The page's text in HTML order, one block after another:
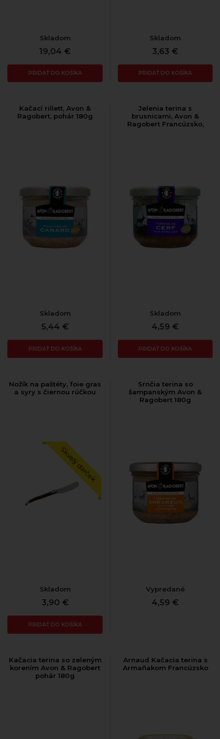
Skladom
19,04 €
PRIDAŤ DO KOŠÍKA
Skladom
3,63 €
PRIDAŤ DO KOŠÍKA
Kačací rillett, Avon &
Ragobert, pohár 180g
Skladom
5,44 €
PRIDAŤ DO KOŠÍKA
Jelenia terina s
brusnicami, Avon &
Ragobert Francúzsko,
Skladom
4,59 €
PRIDAŤ DO KOŠÍKA
Nožík na paštéty, foie gras
a syry s čiernou rúčkou
Skvelý darček
Skladom
3,90 €
PRIDAŤ DO KOŠÍKA
Srnčia terina so
šampanským Avon &
Ragobert 180g
Vypredané
4,59 €
Kačacia terina so zeleným
korením Avon & Ragobert
pohár 180g
Arnaud Kačacia terina s
Armaňakom Francúzsko